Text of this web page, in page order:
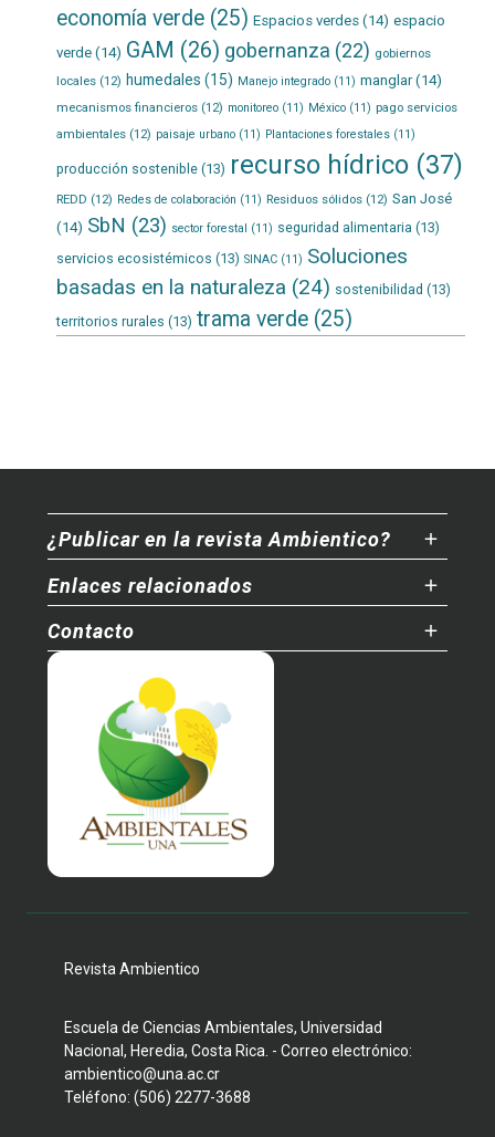
economía verde(25) Espacios verdes(14) espacio
verde(14) GAM (26) gobernanza (22) gobiernos
locales(12) humedales (15) Manejo integrado(11) manglar(14)
mecanismos financieros(12) monitoreo(11) México(11) pago servicios
ambientales(12) paisaje urbano(11) Plantaciones forestales(11)
producción sostenible(13) recurso hídrico(37)
REDD (12) Redes de colaboración (11) Residuos sólidos(12) San José
(14) SbN (23) sector forestal (11) seguridad alimentaria (13)
servicios ecosistémicos (13) SINAC(11) Soluciones
basadas en la naturaleza (24) sostenibilidad (13)
territorios rurales (13) trama verde(25)
¿Publicar en la revista Ambientico?
Enlaces relacionados
Contacto
Revista Ambientico
Escuela de Ciencias Ambientales, Universidad
Nacional, Heredia, Costa Rica. - Correo electrónico:
ambientico@una.ac.cr
Teléfono: (506) 2277-3688